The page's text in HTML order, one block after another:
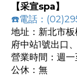
【采宣spa】
☎️電話：
地址：新北市板
府中站1號出口
營業時間：週
公休：無